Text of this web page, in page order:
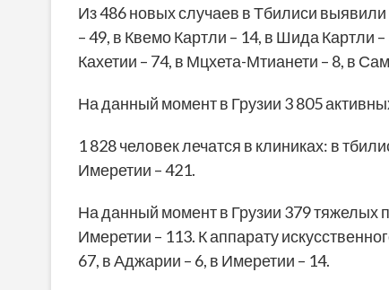
Из 486 новых случаев в Тбилиси
– 49, в Квемо Картли – 14, в Шида Картли
Кахетии – 74, в Мцхета-Мтианети – 8, в
На данный момент в Грузии 3 805
1 828 человек лечатся в клиниках: в
Имеретии – 421.
На данный момент в Грузии 379 тяжелых
Имеретии – 113. К аппарату
67, в Аджарии – 6, в Имеретии – 14.